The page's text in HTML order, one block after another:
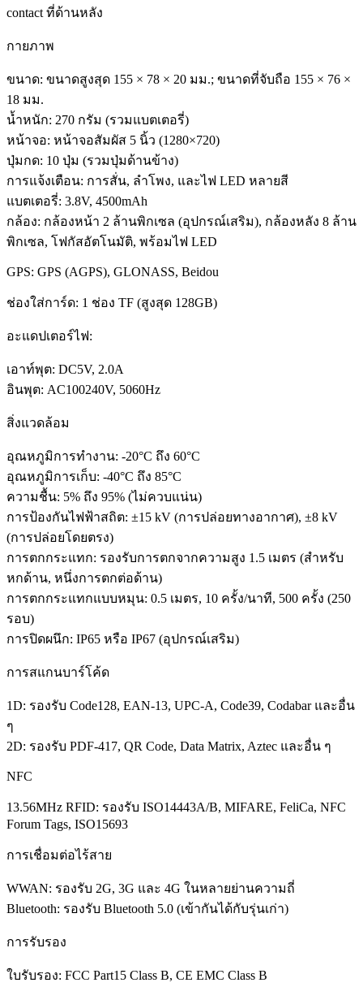
contact ที่ด้านหลัง
กายภาพ
ขนาด: ขนาดสูงสุด 155 × 78 × 20 มม.; ขนาดที่จับถือ 155 × 76 ×
18 มม.
น้ำหนัก: 270 กรัม (รวมแบตเตอรี่)
หน้าจอ: หน้าจอสัมผัส 5 นิ้ว (1280×720)
ปุ่มกด: 10 ปุ่ม (รวมปุ่มด้านข้าง)
การแจ้งเตือน: การสั่น, ลำโพง, และไฟ LED หลายสี
แบตเตอรี่: 3.8V, 4500mAh
กล้อง: กล้องหน้า 2 ล้านพิกเซล (อุปกรณ์เสริม), กล้องหลัง 8 ล้าน
พิกเซล, โฟกัสอัตโนมัติ, พร้อมไฟ LED
GPS: GPS (AGPS), GLONASS, Beidou
ช่องใส่การ์ด: 1 ช่อง TF (สูงสุด 128GB)
อะแดปเตอร์ไฟ:
เอาท์พุต: DC5V, 2.0A
อินพุต: AC100240V, 5060Hz
สิ่งแวดล้อม
อุณหภูมิการทำงาน: -20°C ถึง 60°C
อุณหภูมิการเก็บ: -40°C ถึง 85°C
ความชื้น: 5% ถึง 95% (ไม่ควบแน่น)
การป้องกันไฟฟ้าสถิต: ±15 kV (การปล่อยทางอากาศ), ±8 kV
(การปล่อยโดยตรง)
การตกกระแทก: รองรับการตกจากความสูง 1.5 เมตร (สำหรับ
หกด้าน, หนึ่งการตกต่อด้าน)
การตกกระแทกแบบหมุน: 0.5 เมตร, 10 ครั้ง/นาที, 500 ครั้ง (250
รอบ)
การปิดผนึก: IP65 หรือ IP67 (อุปกรณ์เสริม)
การสแกนบาร์โค้ด
1D: รองรับ Code128, EAN-13, UPC-A, Code39, Codabar และอื่น
ๆ
2D: รองรับ PDF-417, QR Code, Data Matrix, Aztec และอื่น ๆ
NFC
13.56MHz RFID: รองรับ ISO14443A/B, MIFARE, FeliCa, NFC
Forum Tags, ISO15693
การเชื่อมต่อไร้สาย
WWAN: รองรับ 2G, 3G และ 4G ในหลายย่านความถี่
Bluetooth: รองรับ Bluetooth 5.0 (เข้ากันได้กับรุ่นเก่า)
การรับรอง
ใบรับรอง: FCC Part15 Class B, CE EMC Class B